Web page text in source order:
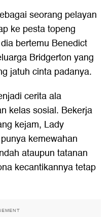
seorang pelayan
ke pesta topeng
bertemu Benedict
Bridgerton yang
jatuh cinta padanya.
cerita ala
kelas sosial. Bekerja
kejam, Lady
kemewahan
ataupun tatanan
kecantikannya tetap